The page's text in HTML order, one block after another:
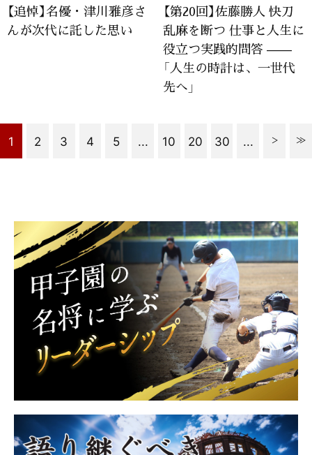
【追悼】名優・津川雅彦さ
んが次代に託した思い
【第20回】佐藤勝人 快刀
乱麻を断つ 仕事と人生に
役立つ実践的問答 ——
「人生の時計は、一世代
先へ」
1 2 3 4 5 ... 10 20 30 ...